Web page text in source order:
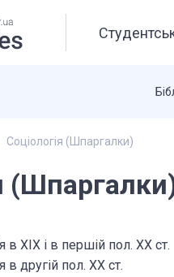
Соціологія (Шпаргалки)
в ХІХ і в першій пол. ХХ ст.
в другій пол. ХХ ст.